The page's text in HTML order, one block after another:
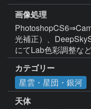
画像処理
光補正）、
にてLab色彩調整な
カテゴリー
星雲・星団・銀河
天体